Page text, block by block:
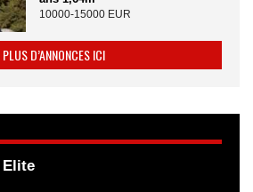
10000-15000 EUR
PLUS D’ANNONCES ICI
Elite